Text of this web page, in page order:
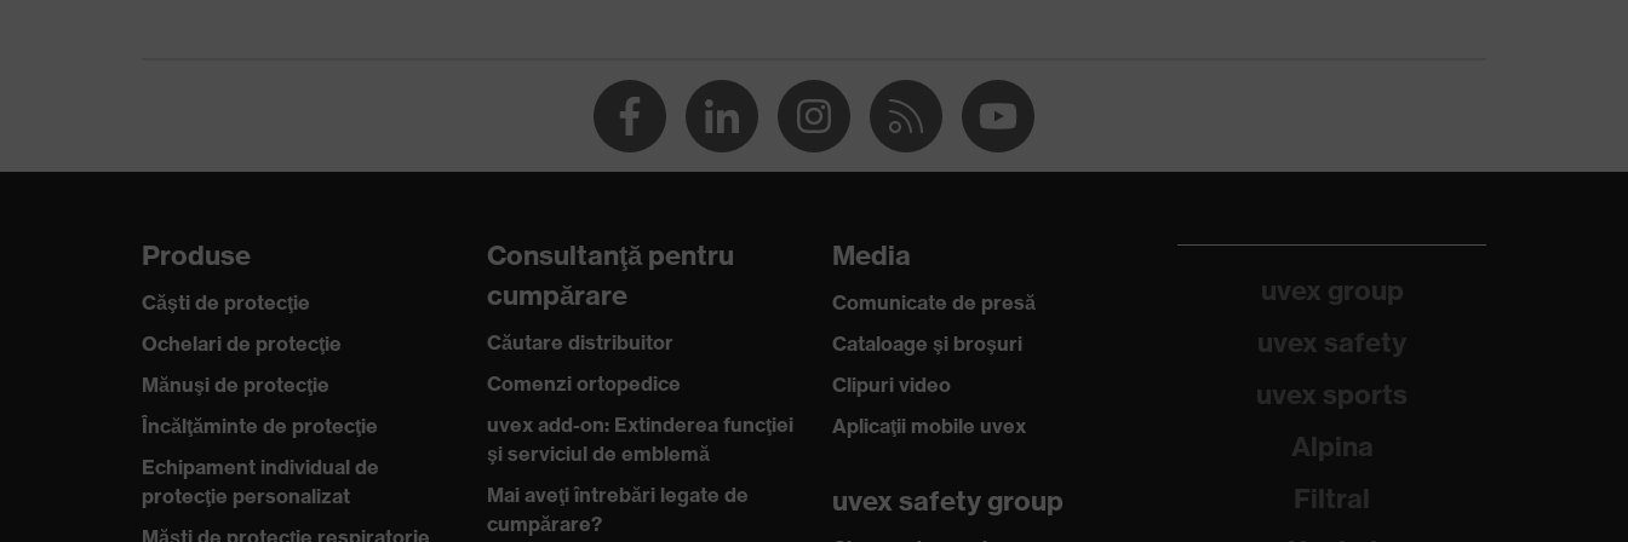
suprafeţe sensibile, deoarece în conformitate cu testul de amprentare nu lasă urme şi
riscurilor
mecanice
Protecţie împotriva abraziunii, Protecţie împotriva tăierii, Protecţie împotriva laceraţilor
Protecţie
riscurilor termice
Protecţie împotriva căldurii de contact
uvex
Made in Germany
Tehnologie Bamboo TwinFlex®, uvex climazone, Capacitate de folosire a ecranului tactil,
Produse
Căşti de protecţie
Ochelari de protecţie
Mănuşi de protecţie
Încălţăminte de protecţie
Echipament individual de
protecţie personalizat
Măşti de protecţie respiratorie
Consultanţă pentru
cumpărare
Căutare distribuitor
Comenzi ortopedice
uvex add-on: Extinderea funcţiei
şi serviciul de emblemă
Mai aveţi întrebări legate de
cumpărare?
Media
Comunicate de presă
Cataloage şi broşuri
Clipuri video
Aplicaţii mobile uvex
uvex safety group
uvex group
uvex safety
uvex sports
Alpina
Filtral